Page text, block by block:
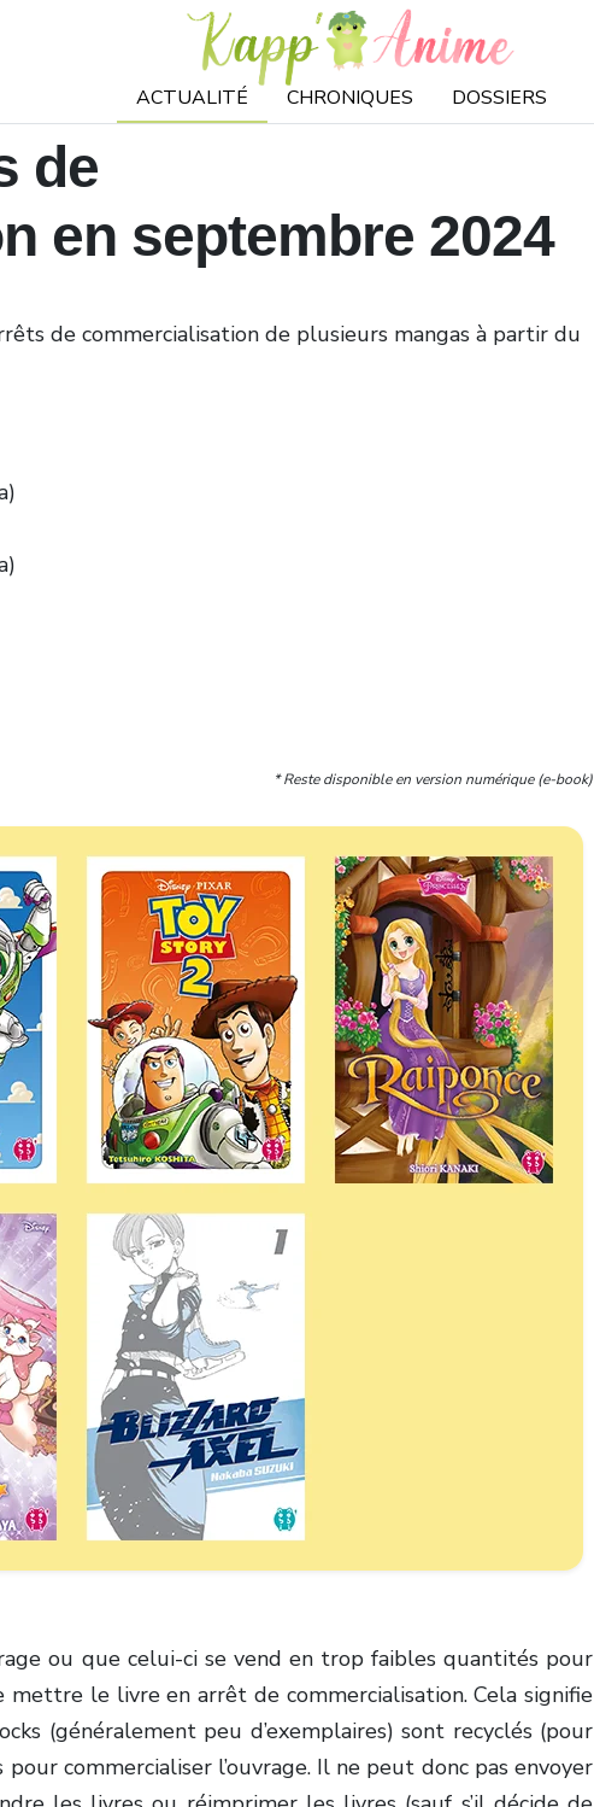
ACTUALITÉ CHRONIQUES DOSSIERS
de
en septembre 2024
de commercialisation de plusieurs mangas à partir du
* Reste disponible en version numérique (e-book)
ou que celui-ci se vend en trop faibles quantités pour
le livre en arrêt de commercialisation. Cela signifie
(généralement peu d’exemplaires) sont recyclés (pour
commercialiser l’ouvrage. Il ne peut donc pas envoyer